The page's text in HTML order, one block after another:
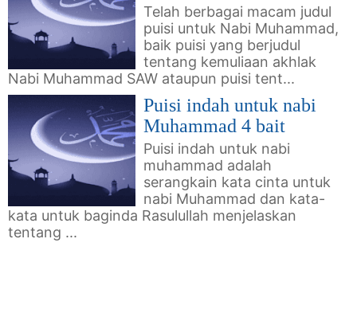
Telah berbagai macam judul
puisi untuk Nabi Muhammad,
baik puisi yang berjudul
tentang kemuliaan akhlak
Nabi Muhammad SAW ataupun puisi tent...
Puisi indah untuk nabi
Muhammad 4 bait
Puisi indah untuk nabi
muhammad adalah
serangkain kata cinta untuk
nabi Muhammad dan kata-
kata untuk baginda Rasulullah menjelaskan
tentang ...